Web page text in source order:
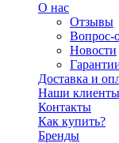
О нас
Отзывы
Вопрос-
Новости
Доставка и
Наши клиенты
Контакты
Как купить?
Бренды